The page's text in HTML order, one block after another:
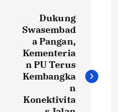
Dukung
Swasembad
a Pangan,
Kementeria
n PU Terus
Kembangka
n
Konektivita